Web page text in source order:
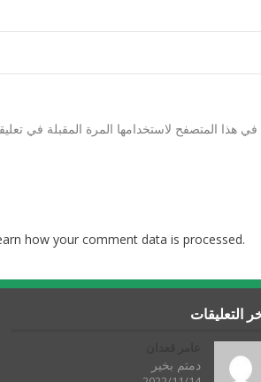
هذا المتصفح لاستخدامها المرة المقبلة في
how your comment data is processed.
التعليقات
دمتم بخير